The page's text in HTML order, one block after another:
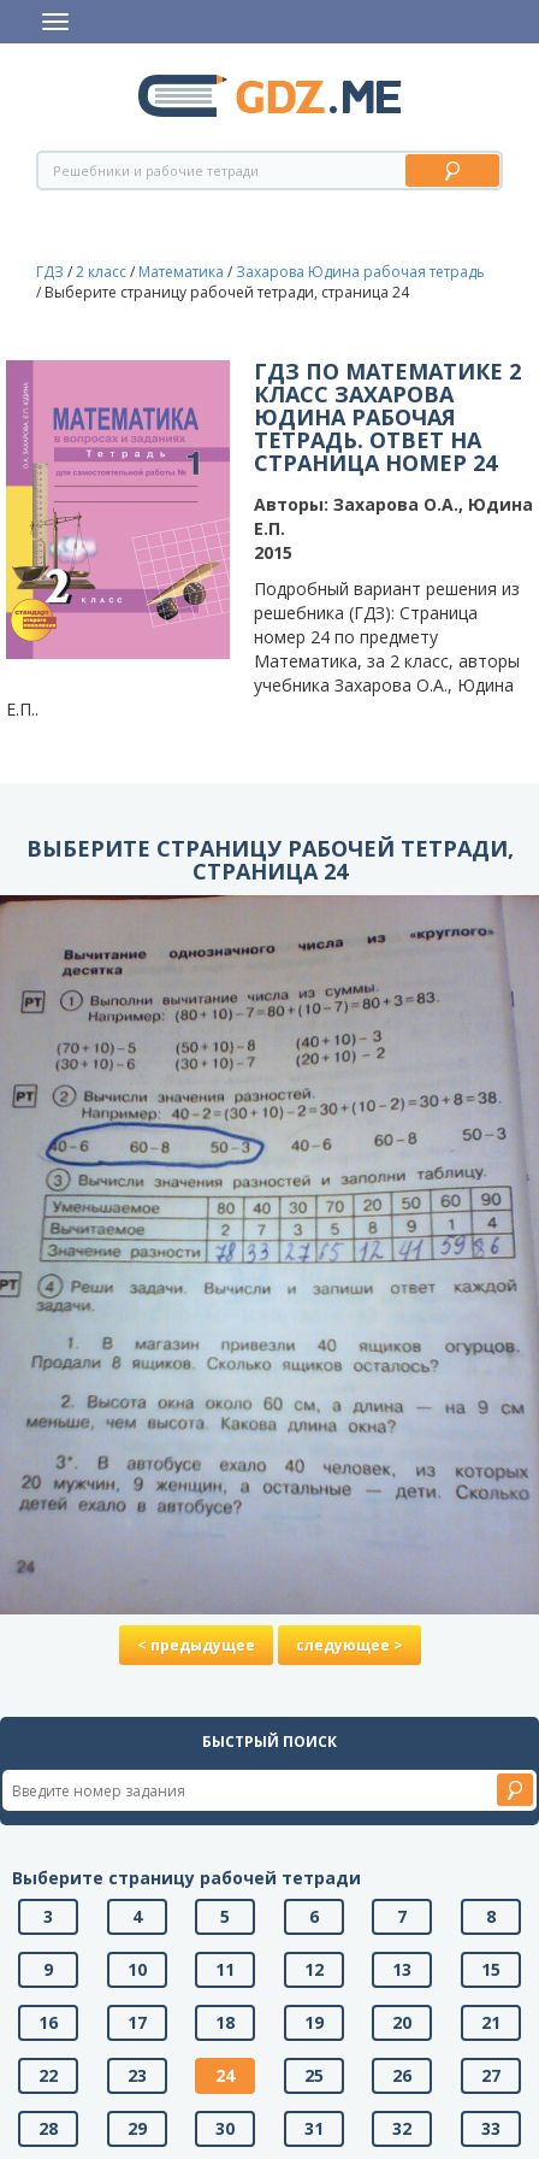
ГДЗ /2 класс/ Математика / Захарова Юдина рабочая тетрадь
/ Выберите страницу рабочей тетради, страница 24
ГДЗ ПО МАТЕМАТИКЕ 2
КЛАСС ЗАХАРОВА
ЮДИНА РАБОЧАЯ
ТЕТРАДЬ. ОТВЕТ НА
СТРАНИЦА НОМЕР 24
Авторы: Захарова О.А., Юдина
Е.П.
2015
Подробный вариант решения из
решебника (ГДЗ): Страница
номер 24 по предмету
Математика, за 2 класс, авторы
учебника Захарова О.А., Юдина
Е.П..
ВЫБЕРИТЕ СТРАНИЦУ РАБОЧЕЙ ТЕТРАДИ,
СТРАНИЦА 24
< предыдущее следующее >
БЫСТРЫЙ ПОИСК
Выберите страницу рабочей тетради
3
4 5 6 7 8
9 10 11 12 13 15
16 17 18 19 20 21
22 23 24 25 26 27
28 29 30 31 32 33